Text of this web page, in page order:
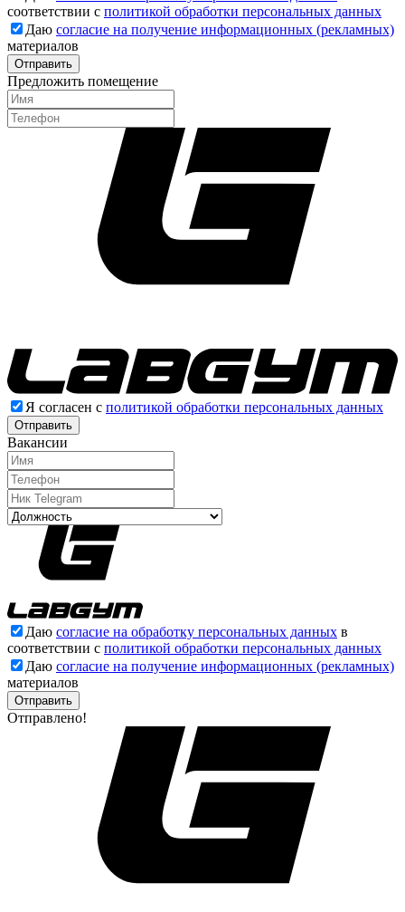
соответствии с политикой обработки персональных данных
Даю согласие на получение информационных (рекламных)
материалов
Отправить
Предложить помещение
Я согласен с политикой обработки персональных данных
Отправить
Вакансии
Даю согласие на обработку персональных данных в
соответствии с политикой обработки персональных данных
Даю согласие на получение информационных (рекламных)
материалов
Отправлено!